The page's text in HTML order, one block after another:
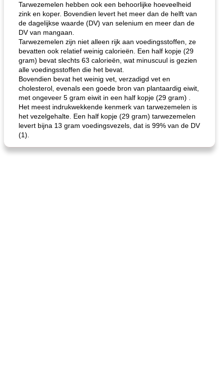
gemakkelijke rijst en hamburger een gerecht diner
Tarwezemelen hebben ook een behoorlijke hoeveelheid
zink en koper. Bovendien levert het meer dan de helft van
de dagelijkse waarde (DV) van selenium en meer dan de
DV van mangaan.
Tarwezemelen zijn niet alleen rijk aan voedingsstoffen, ze
bevatten ook relatief weinig calorieën. Een half kopje (29
gram) bevat slechts 63 calorieën, wat minuscuul is gezien
alle voedingsstoffen die het bevat.
Bovendien bevat het weinig vet, verzadigd vet en
cholesterol, evenals een goede bron van plantaardig eiwit,
met ongeveer 5 gram eiwit in een half kopje (29 gram) .
Het meest indrukwekkende kenmerk van tarwezemelen is
het vezelgehalte. Een half kopje (29 gram) tarwezemelen
levert bijna 13 gram voedingsvezels, dat is 99% van de DV
(1).